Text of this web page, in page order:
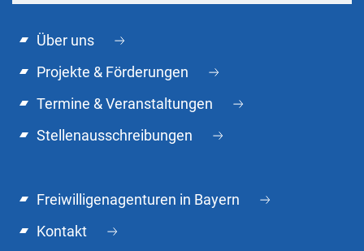
Über uns
Projekte & Förderungen
Termine & Veranstaltungen
Stellenausschreibungen
Freiwilligenagenturen in Bayern
Kontakt